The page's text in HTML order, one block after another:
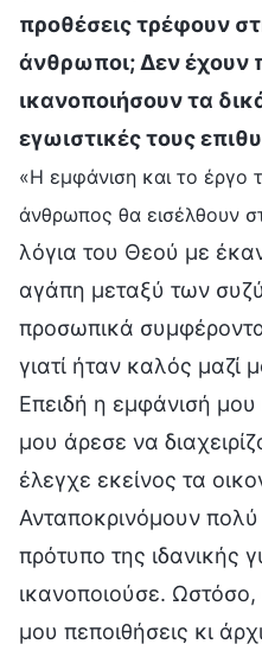
προθέσεις τρέφουν
άνθρωποι; Δεν έχουν
ικανοποιήσουν τα
εγωιστικές τους
«Η εμφάνιση και το έργο
άνθρωπος θα εισέλθουν
λόγια του Θεού με
αγάπη μεταξύ των
προσωπικά
γιατί ήταν καλός μαζί
Επειδή η εμφάνισή
μου άρεσε να
έλεγχε εκείνος τα
Ανταποκρινόμουν
πρότυπο της ιδανικής
ικανοποιούσε.
μου πεποιθήσεις κι